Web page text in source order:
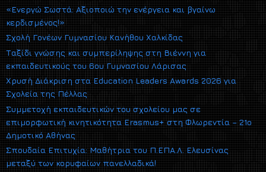
«Ενεργώ Σωστά: Αξιοποιώ την ενέργεια και βγαίνω
κερδισμένος!»
Σχολή Γονέων Γυμνασίου Κανήθου Χαλκίδας
Ταξίδι γνώσης και συμπερίληψης στη Βιέννη για
εκπαιδευτικούς του 6ου Γυμνασίου Λάρισας
Χρυσή Διάκριση στα Education Leaders Awards 2026 για
Σχολεία της Πέλλας
Συμμετοχή εκπαιδευτικών του σχολείου μας σε
επιμορφωτική κινητικότητα Erasmus+ στη Φλωρεντία – 21ο
Δημοτικό Αθήνας
Σπουδαία Επιτυχία: Μαθήτρια του Π.ΕΠΑ.Λ. Ελευσίνας
μεταξύ των κορυφαίων πανελλαδικά!